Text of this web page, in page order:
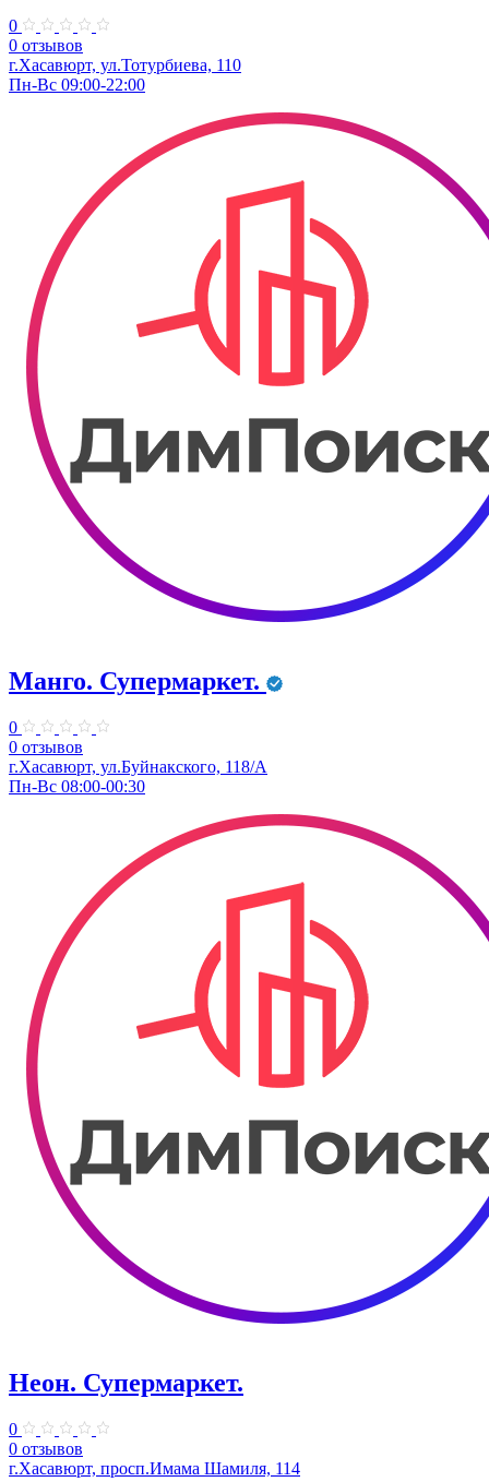
0
0 отзывов
г.Хасавюрт, ул.Тотурбиева, 110
Пн-Вс 09:00-22:00
Манго. Супермаркет.
0
0 отзывов
г.Хасавюрт, ул.Буйнакского, 118/А
Пн-Вс 08:00-00:30
Неон. Супермаркет.
0
0 отзывов
г.Хасавюрт, просп.Имама Шамиля, 114